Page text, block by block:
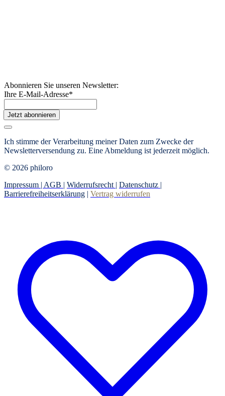
Abonnieren Sie unseren Newsletter:
Ihre E-Mail-Adresse*
Jetzt abonnieren
Ich stimme der Verarbeitung meiner Daten zum Zwecke der
Newsletterversendung zu. Eine Abmeldung ist jederzeit möglich.
© 2026 philoro
Impressum | AGB | Widerrufsrecht | Datenschutz |
Barrierefreiheitserklärung | Vertrag widerrufen